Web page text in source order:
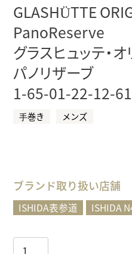
GLASHÜTTE
PanoReserve
グラスヒュッテ・
パノリザーブ
1-65-01-22-12-61
⼿巻き メンズ
ブランド取り扱い店舗
ISHIDA表参道 ISHIDA